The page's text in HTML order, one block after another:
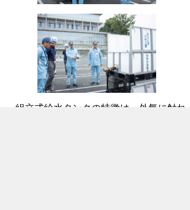
組立式給水タンクの特徴は、外気に触れ